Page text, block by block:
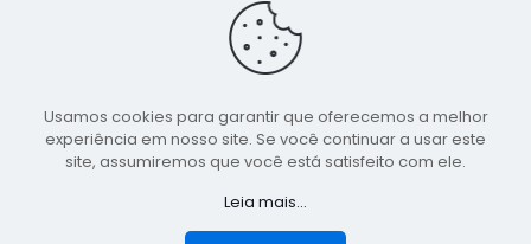
Centro, São Bento do Una - PE. CEP: 553370-128
TELEFONE: (81) 99548-1569
E-MAIL: ouvidoria@saobentodouna.pe.gov.br
Copyright 2021-2026 - Assessoria de Comunicação da
Prefeitura de São Bento do Una - PE
publicidadeLumusWeb - Agência Digital
Usamos cookies para garantir que oferecemos a melhor
experiência em nosso site. Se você continuar a usar este
site, assumiremos que você está satisfeito com ele.
Leia mais...